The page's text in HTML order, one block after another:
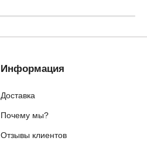
Информация
Доставка
Почему мы?
Отзывы клиентов